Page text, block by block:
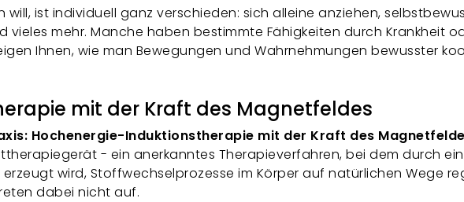
will, ist individuell ganz verschieden: sich alleine anziehen,
vieles mehr. Manche haben bestimmte Fähigkeiten durch Krankheit
Ihnen, wie man Bewegungen und Wahrnehmungen bewusster
mit der Kraft des Magnetfeldes
Hochenergie-Induktionstherapie mit der Kraft des
- ein anerkanntes Therapieverfahren, bei dem durch
wird, Stoffwechselprozesse im Körper auf natürlichen Wege
dabei nicht auf.